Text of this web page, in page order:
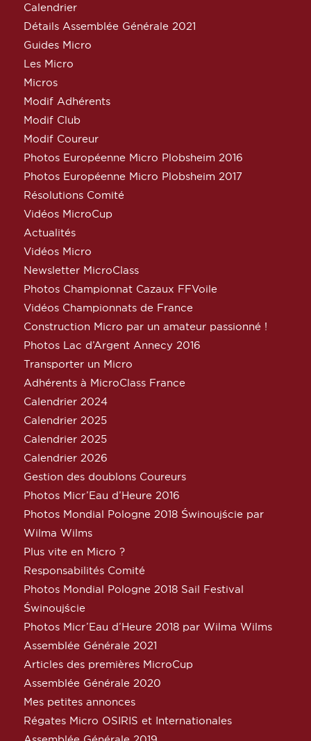
Calendrier
Détails Assemblée Générale 2021
Guides Micro
Les Micro
Micros
Modif Adhérents
Modif Club
Modif Coureur
Photos Européenne Micro Plobsheim 2016
Photos Européenne Micro Plobsheim 2017
Résolutions Comité
Vidéos MicroCup
Actualités
Vidéos Micro
Newsletter MicroClass
Photos Championnat Cazaux FFVoile
Vidéos Championnats de France
Construction Micro par un amateur passionné !
Photos Lac d’Argent Annecy 2016
Transporter un Micro
Adhérents à MicroClass France
Calendrier 2024
Calendrier 2025
Calendrier 2025
Calendrier 2026
Gestion des doublons Coureurs
Photos Micr’Eau d’Heure 2016
Photos Mondial Pologne 2018 Świnoujście par
Wilma Wilms
Plus vite en Micro ?
Responsabilités Comité
Photos Mondial Pologne 2018 Sail Festival
Świnoujście
Photos Micr’Eau d’Heure 2018 par Wilma Wilms
Assemblée Générale 2021
Articles des premières MicroCup
Assemblée Générale 2020
Mes petites annonces
Régates Micro OSIRIS et Internationales